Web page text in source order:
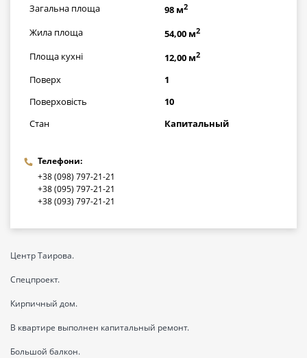
Загальна площа
98 м2
Жила площа 54,00 м2
Площа кухні 12,00 м2
Поверх
1
Поверховість
10
Стан
Капитальный
Телефони:
+38 (098) 797-21-21
+38 (095) 797-21-21
+38 (093) 797-21-21
Центр Таирова.
Спецпроект.
Кирпичный дом.
В квартире выполнен капитальный ремонт.
Большой балкон.